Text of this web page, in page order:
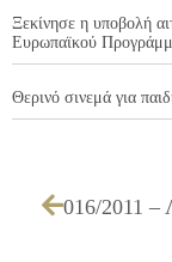
Ξεκίνησε η υποβολή
Ευρωπαϊκού
Θερινό σινεμά για